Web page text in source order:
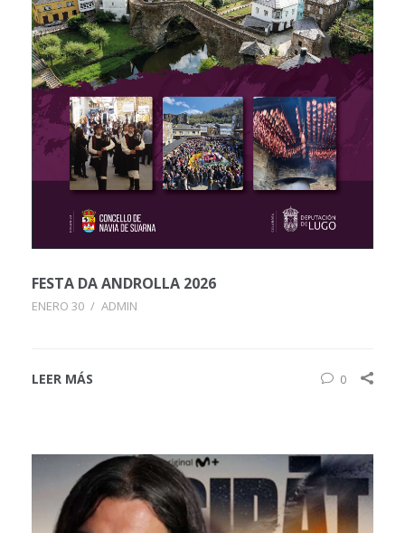
FESTA DA ANDROLLA 2026
ENERO 30 / ADMIN
LEER MÁS 0